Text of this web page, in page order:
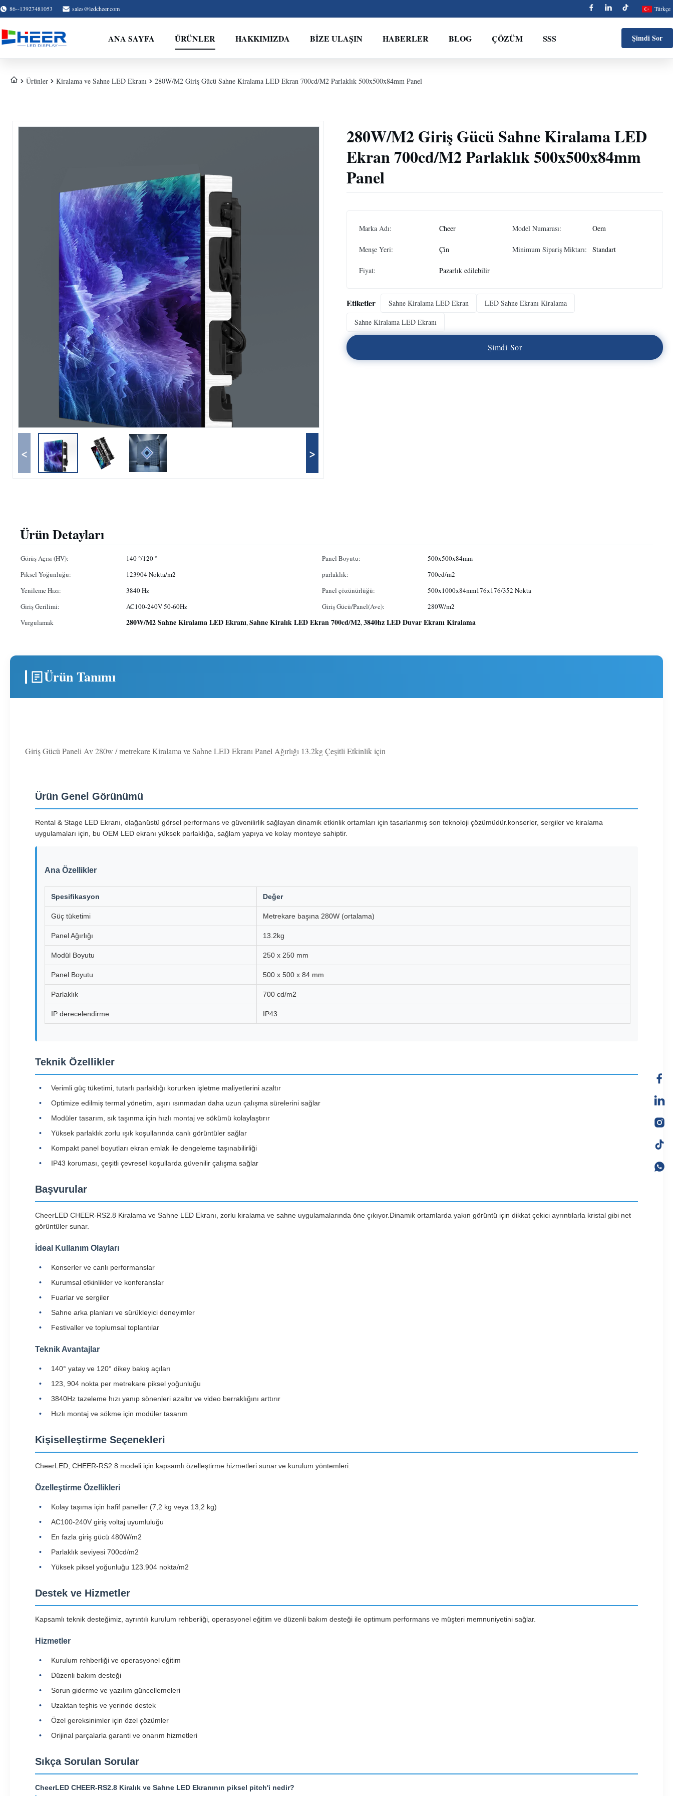
86--13927481053 sales@ledcheer.com Türkçe
ANA SAYFA ÜRÜNLER HAKKIMIZDA BIZE ULAŞIN HABERLER BLOG ÇÖZÜM SSS Şimdi Sor
Ürünler Kiralama ve Sahne LED Ekranı 280W/M2 Giriş Gücü Sahne Kiralama LED Ekran 700cd/M2 Parlaklık 500x500x84mm Panel
< >
280W/M2 Giriş Gücü Sahne Kiralama LED
Ekran 700cd/M2 Parlaklık 500x500x84mm
Panel
Marka Adı: Cheer Model Numarası: Oem
Menşe Yeri: Çin Minimum Sipariş Miktarı: Standart
Fiyat: Pazarlık edilebilir
Etiketler Sahne Kiralama LED Ekran
LED Sahne Ekranı Kiralama
Sahne Kiralama LED Ekranı
Şimdi Sor
Ürün Detayları
Görüş Açısı (HV): 140 °/120 ° Panel Boyutu:
500x500x84mm
Piksel Yoğunluğu:
123904 Nokta/m2 parlaklık:
700cd/m2
Yenileme Hızı:
3840 Hz Panel çözünürlüğü:
500x1000x84mm176x176/352 Nokta
Giriş Gerilimi:
AC100-240V 50-60Hz Giriş Gücü/Panel(Ave):
280W/m2
Vurgulamak
280W/M2 Sahne Kiralama LED Ekranı,Sahne Kiralık LED Ekran 700cd/M2,3840hz LED Duvar Ekranı Kiralama
Ürün Tanımı
Giriş Gücü Paneli Av 280w / metrekare Kiralama ve Sahne LED Ekranı Panel Ağırlığı 13.2kg Çeşitli Etkinlik için
Ürün Genel Görünümü
Rental & Stage LED Ekranı, olağanüstü görsel performans ve güvenilirlik sağlayan dinamik etkinlik ortamları için tasarlanmış son teknoloji çözümüdür.konserler, sergiler ve kiralama
uygulamaları için, bu OEM LED ekranı yüksek parlaklığa, sağlam yapıya ve kolay monteye sahiptir.
Ana Özellikler
Spesifikasyon Değer
Güç tüketimi Metrekare başına 280W (ortalama)
Panel Ağırlığı 13.2kg
Modül Boyutu 250 x 250 mm
Panel Boyutu 500 x 500 x 84 mm
Parlaklık 700 cd/m2
IP derecelendirme IP43
Teknik Özellikler
Verimli güç tüketimi, tutarlı parlaklığı korurken işletme maliyetlerini azaltır
Optimize edilmiş termal yönetim, aşırı ısınmadan daha uzun çalışma sürelerini sağlar
Modüler tasarım, sık taşınma için hızlı montaj ve sökümü kolaylaştırır
Yüksek parlaklık zorlu ışık koşullarında canlı görüntüler sağlar
Kompakt panel boyutları ekran emlak ile dengeleme taşınabilirliği
IP43 koruması, çeşitli çevresel koşullarda güvenilir çalışma sağlar
Başvurular
CheerLED CHEER-RS2.8 Kiralama ve Sahne LED Ekranı, zorlu kiralama ve sahne uygulamalarında öne çıkıyor.Dinamik ortamlarda yakın görüntü için dikkat çekici ayrıntılarla kristal gibi net
görüntüler sunar.
İdeal Kullanım Olayları
Konserler ve canlı performanslar
Kurumsal etkinlikler ve konferanslar
Fuarlar ve sergiler
Sahne arka planları ve sürükleyici deneyimler
Festivaller ve toplumsal toplantılar
Teknik Avantajlar
140° yatay ve 120° dikey bakış açıları
123, 904 nokta per metrekare piksel yoğunluğu
3840Hz tazeleme hızı yanıp sönenleri azaltır ve video berraklığını arttırır
Hızlı montaj ve sökme için modüler tasarım
Kişiselleştirme Seçenekleri
CheerLED, CHEER-RS2.8 modeli için kapsamlı özelleştirme hizmetleri sunar.ve kurulum yöntemleri.
Özelleştirme Özellikleri
Kolay taşıma için hafif paneller (7,2 kg veya 13,2 kg)
AC100-240V giriş voltaj uyumluluğu
En fazla giriş gücü 480W/m2
Parlaklık seviyesi 700cd/m2
Yüksek piksel yoğunluğu 123.904 nokta/m2
Destek ve Hizmetler
Kapsamlı teknik desteğimiz, ayrıntılı kurulum rehberliği, operasyonel eğitim ve düzenli bakım desteği ile optimum performans ve müşteri memnuniyetini sağlar.
Hizmetler
Kurulum rehberliği ve operasyonel eğitim
Düzenli bakım desteği
Sorun giderme ve yazılım güncellemeleri
Uzaktan teşhis ve yerinde destek
Özel gereksinimler için özel çözümler
Orijinal parçalarla garanti ve onarım hizmetleri
Sıkça Sorulan Sorular
CheerLED CHEER-RS2.8 Kiralık ve Sahne LED Ekranının piksel pitch'i nedir?